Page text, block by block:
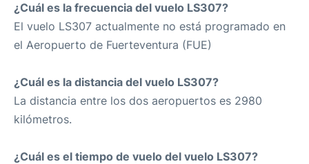
¿Cuál es la frecuencia del vuelo LS307?
El vuelo LS307 actualmente no está programado en
el Aeropuerto de Fuerteventura (FUE)
¿Cuál es la distancia del vuelo LS307?
La distancia entre los dos aeropuertos es 2980
kilómetros.
¿Cuál es el tiempo de vuelo del vuelo LS307?